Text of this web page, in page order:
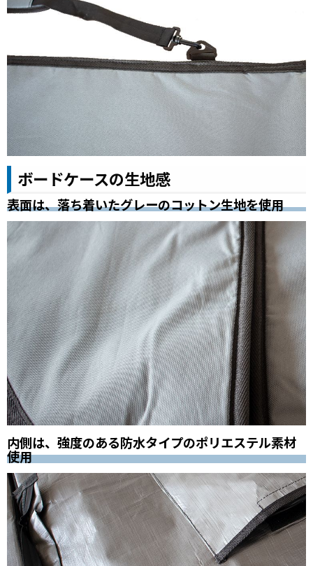
ボードケースの生地感
表面は、落ち着いたグレーのコットン生地を使用
内側は、強度のある防水タイプのポリエステル素材
使用